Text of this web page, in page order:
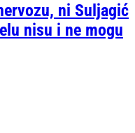
ni Suljagić
nisu i ne mogu